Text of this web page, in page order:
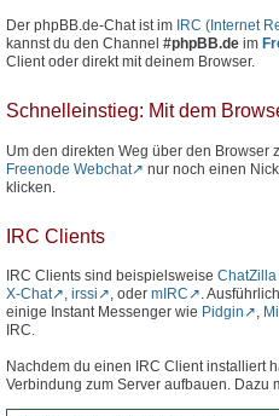
Der phpBB.de-Chat ist im IRC (Internet
kannst du den Channel #phpBB.de im
Client oder direkt mit deinem Browser.
Schnelleinstieg: Mit dem
Um den direkten Weg über den Browser
Freenode Webchat
nur noch einen
klicken.
IRC Clients
IRC Clients sind beispielsweise
X-Chat
, irssi , oder mIRC .
einige Instant Messenger wie Pidgin ,
IRC.
Nachdem du einen IRC Client installiert
Verbindung zum Server aufbauen. Dazu